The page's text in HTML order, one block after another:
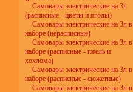
Самовары электрические на 3л
(расписные - цветы и ягоды)
Самовары электрические на 3л в
наборе (нерасписные)
Самовары электрические на 3л в
наборе (расписные - гжель и
хохлома)
Самовары электрические на 3л в
наборе (расписные - сюжетные)
Самовары электрические на 3л в